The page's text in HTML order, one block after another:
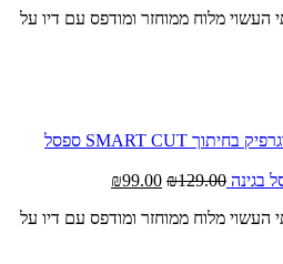
היה:
הוא:
איכותי העשוי מלוח ממוחזר ומודפס עם דיו על
₪129.00
המחיר
היה:
₪99.00
הוא:
איכותי העשוי מלוח ממוחזר ומודפס עם דיו על